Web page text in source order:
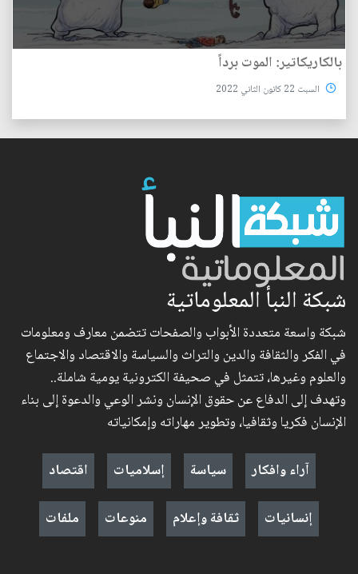
بالكاريكاتير: الموت برداً
السبت 22 كانون الثاني 2022
شبكة النبأ المعلوماتية
شبكة واسعة متعددة الأبواب والصفحات تتضمن معارف ومعلومات
في الفكر والثقافة والدين والتراث والسياسة والاقتصاد والاجتماع
والعلوم وغيرها، تتمثل في صحيفة الكترونية يومية شاملة..
وتهدف إلى الدفاع عن حقوق الإنسان ونشر الوعي والدعوة إلى بناء
الإنسان فكريا وثقافيا، وتطوير مهاراته وإمكانياته
آراء وافكار
سياسة إسلاميات
اقتصاد
إنسانيات
ثقافة وإعلام منوعات ملفات